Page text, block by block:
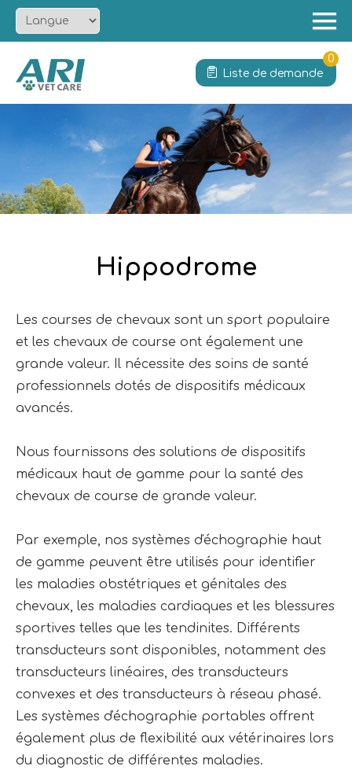
Solution
Services
Actualités
Liste de demande
0
Hippodrome
Les courses de chevaux sont un sport populaire
et les chevaux de course ont également une
grande valeur. Il nécessite des soins de santé
professionnels dotés de dispositifs médicaux
avancés.
Nous fournissons des solutions de dispositifs
médicaux haut de gamme pour la santé des
chevaux de course de grande valeur.
Par exemple, nos systèmes d'échographie haut
de gamme peuvent être utilisés pour identifier
les maladies obstétriques et génitales des
chevaux, les maladies cardiaques et les blessures
sportives telles que les tendinites. Différents
transducteurs sont disponibles, notamment des
transducteurs linéaires, des transducteurs
convexes et des transducteurs à réseau phasé.
Les systèmes d'échographie portables offrent
également plus de flexibilité aux vétérinaires lors
du diagnostic de différentes maladies.